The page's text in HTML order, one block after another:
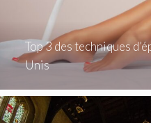
Top 3 des techniques
Unis